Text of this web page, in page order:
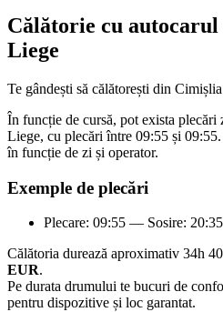
Călătorie cu
Liege
Te gândești să călătorești din
În funcție de cursă, pot exista
Liege, cu plecări între 09:55 și
în funcție de zi și operator.
Exemple de plecări
Plecare: 09:55 — Sosire: 20:35
Călătoria durează aproximativ 34h
EUR.
Pe durata drumului te bucuri de
pentru dispozitive și loc garantat.